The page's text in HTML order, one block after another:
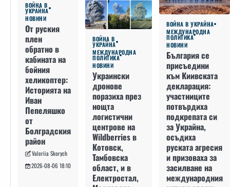
ВОЙНА В
УКРАЙНА
НОВИНИ
От руския
плен
обратно в
кабината на
бойния
хеликоптер:
Историята на
Иван
Пепеляшко
от
Болградския
район
Valeriia Skorych
2026-08-06 18:10
ВОЙНА В
УКРАЙНА
МЕЖДУНАРОДНА
ПОЛИТИКА
НОВИНИ
Украински
дронове
поразиха през
нощта
логистични
центрове на
Wildberries в
Котовск,
Тамбовска
област, и в
Електростал,
ВОЙНА В УКРАЙНА
МЕЖДУНАРОДНА
ПОЛИТИКА
НОВИНИ
България се
присъедини
към Киивската
декларация:
участниците
потвърдиха
подкрепата си
за Украйна,
осъдиха
руската агресия
и призоваха за
засилване на
международния